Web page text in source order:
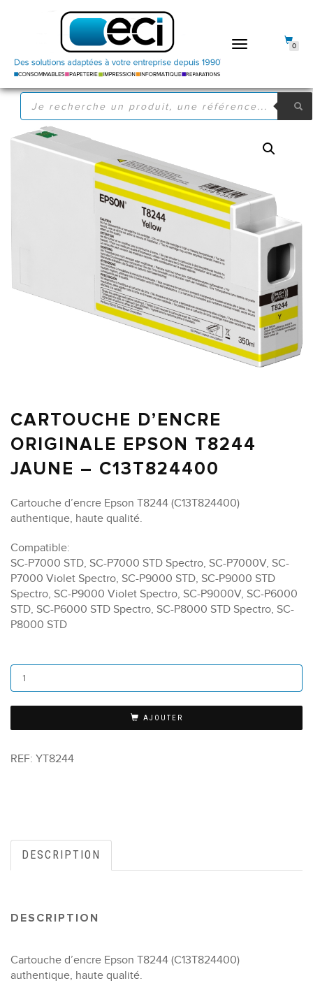
DÉPLIER
RECHERCHE
PRODUITS
0
CARTOUCHE D’ENCRE
ORIGINALE EPSON T8244
JAUNE – C13T824400
Cartouche d’encre Epson T8244 (C13T824400)
authentique, haute qualité.
Compatible:
SC-P7000 STD, SC-P7000 STD Spectro, SC-P7000V, SC-
P7000 Violet Spectro, SC-P9000 STD, SC-P9000 STD
Spectro, SC-P9000 Violet Spectro, SC-P9000V, SC-P6000
STD, SC-P6000 STD Spectro, SC-P8000 STD Spectro, SC-
P8000 STD
AJOUTER
REF: YT8244
DESCRIPTION
DESCRIPTION
Cartouche d’encre Epson T8244 (C13T824400)
authentique, haute qualité.